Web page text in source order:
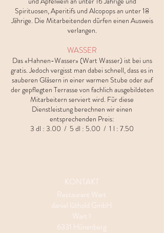
Spirituosen, Aperitifs und Alcopops an unter 18
Jährige. Die Mitarbeitenden dürfen einen Ausweis
verlangen.
WASSER
Das «Hahnen-Wasser» (Wart Wasser) ist bei uns
gratis. Jedoch vergisst man dabei schnell, dass es in
sauberen Gläsern in einer warmen Stube oder auf
der gepflegten Terrasse von fachlich ausgebildeten
Mitarbeitern serviert wird. Für diese
Dienstleistung berechnen wir einen
entsprechenden Preis:
3 dl : 3.00 / 5 dl : 5.00 / 1 l : 7.50
KONTAKT
Restaurant Wart
daniel lüthold GmbH
Wart 1
6331 Hünenberg